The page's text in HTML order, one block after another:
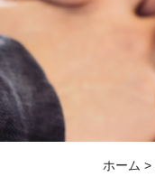
ホーム >